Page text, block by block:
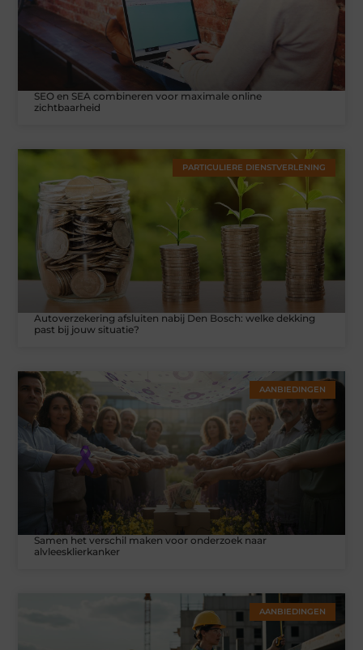
SEO en SEA combineren voor maximale online
zichtbaarheid
PARTICULIERE DIENSTVERLENING
Autoverzekering afsluiten nabij Den Bosch: welke dekking
past bij jouw situatie?
AANBIEDINGEN
Samen het verschil maken voor onderzoek naar
alvleesklierkanker
AANBIEDINGEN